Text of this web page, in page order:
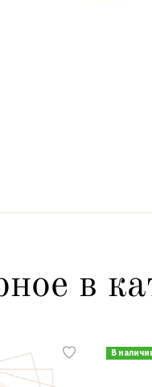
в
В